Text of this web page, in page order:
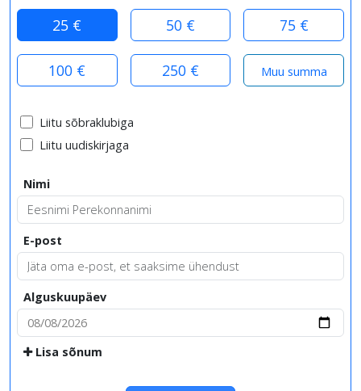
25 € 50 € 75 €
100 € 250 €
Liitu sõbraklubiga
Liitu uudiskirjaga
Nimi
E-post
Alguskuupäev
Lisa sõnum